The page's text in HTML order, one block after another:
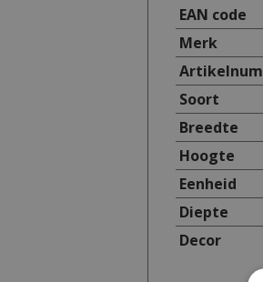
EAN code
Merk
Soort
Breedte
Hoogte
Eenheid
Diepte
Decor